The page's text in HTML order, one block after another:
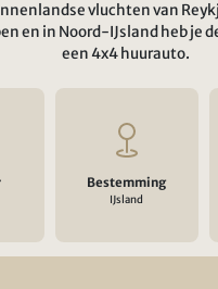
vluchten van
en in Noord-IJsland heb je
een 4x4 huurauto.
Bestemming
IJsland